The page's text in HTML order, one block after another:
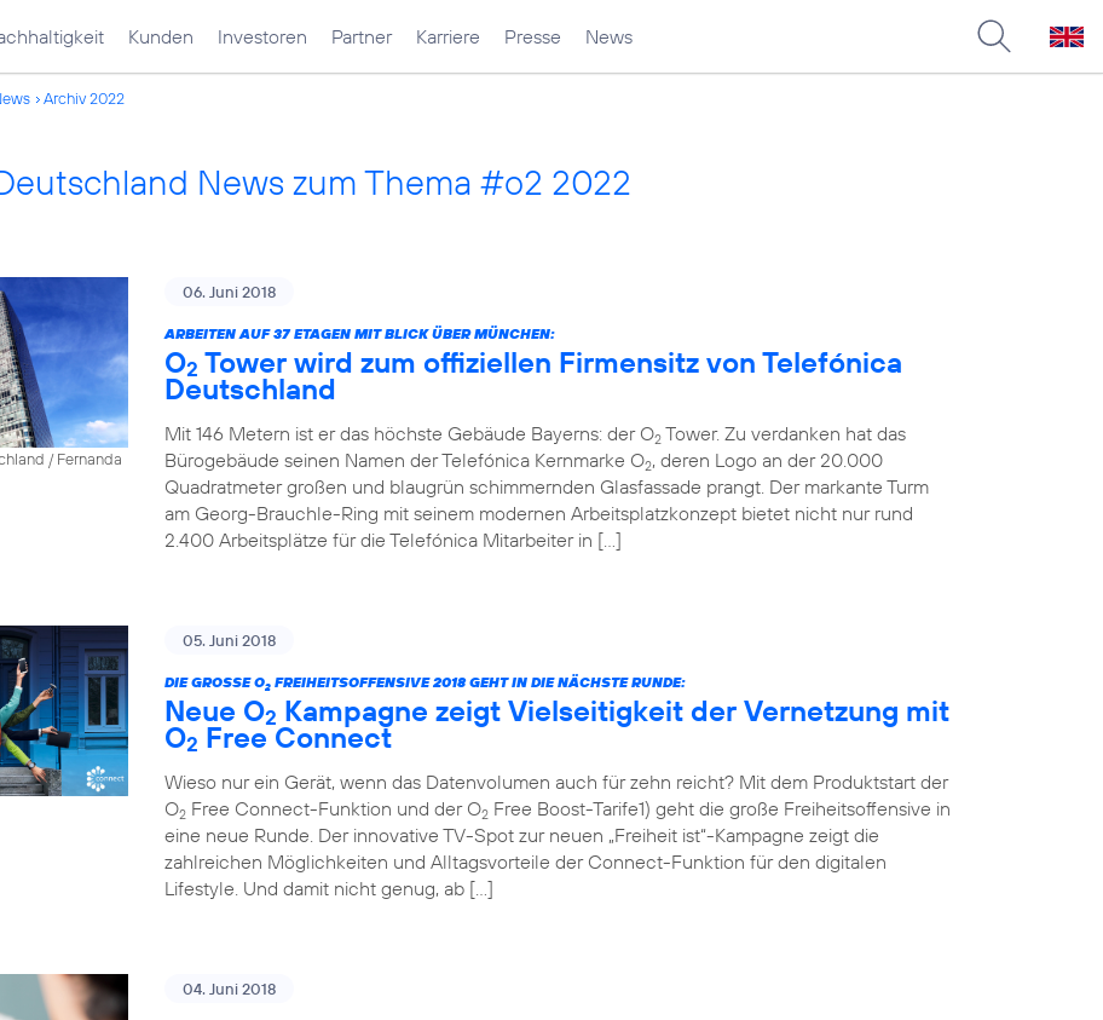
Kunden Investoren Partner Karriere Presse News
Archiv 2022
News zum Thema #o2 2022
/ Fernanda
06. Juni 2018
ARBEITEN AUF 37 ETAGEN MIT BLICK ÜBER MÜNCHEN:
O2 Tower wird zum offiziellen Firmensitz von Telefónica
Deutschland
Mit 146 Metern ist er das höchste Gebäude Bayerns: der O2 Tower. Zu verdanken hat das
Bürogebäude seinen Namen der Telefónica Kernmarke O2, deren Logo an der 20.000
Quadratmeter großen und blaugrün schimmernden Glasfassade prangt. Der markante Turm
am Georg-Brauchle-Ring mit seinem modernen Arbeitsplatzkonzept bietet nicht nur rund
2.400 Arbeitsplätze für die Telefónica Mitarbeiter in […]
05. Juni 2018
DIE GROSSE O 2 FREIHEITSOFFENSIVE 2018 GEHT IN DIE NÄCHSTE RUNDE:
Neue O2 Kampagne zeigt Vielseitigkeit der Vernetzung mit
O2 Free Connect
Wieso nur ein Gerät, wenn das Datenvolumen auch für zehn reicht? Mit dem Produktstart der
O2 Free Connect-Funktion und der O2 Free Boost-Tarife1) geht die große Freiheitsoffensive in
eine neue Runde. Der innovative TV-Spot zur neuen „Freiheit ist“-Kampagne zeigt die
zahlreichen Möglichkeiten und Alltagsvorteile der Connect-Funktion für den digitalen
Lifestyle. Und damit nicht genug, ab […]
04. Juni 2018